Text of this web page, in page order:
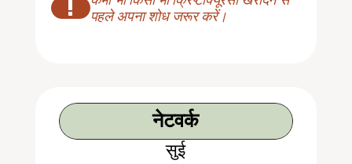
!
पहले अपना शोध जरूर करें।
नेटवर्क
सुई